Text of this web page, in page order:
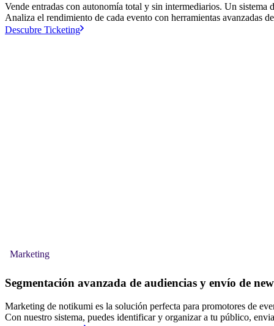
Vende entradas con autonomía total y sin intermediarios. Un sistema
Analiza el rendimiento de cada evento con herramientas avanzadas
Descubre Ticketing
Marketing
Segmentación avanzada de audiencias y envío de
Marketing de notikumi es la solución perfecta para promotores de
Con nuestro sistema, puedes identificar y organizar a tu público,